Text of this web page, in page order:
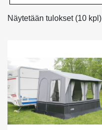
Näytetään tulokset (10 kpl)